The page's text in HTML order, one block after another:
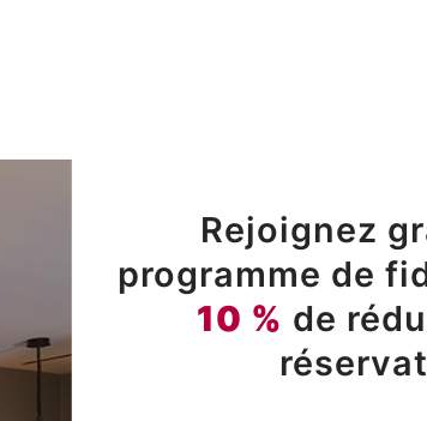
Rejoignez
programme de
10 % de